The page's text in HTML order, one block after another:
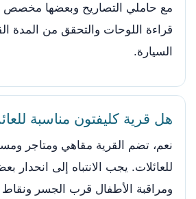
مع حاملي التصاريح وبعضها
قراءة اللوحات والتحقق من المدة
السيارة.
هل قرية كليفتون مناسبة
نعم، تضم القرية مقاهي ومتاجر
للعائلات. يجب الانتباه إلى انحدار
ومراقبة الأطفال قرب الجسر ونقاط